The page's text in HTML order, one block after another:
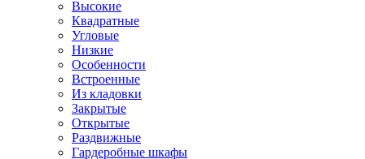
Высокие
Квадратные
Угловые
Низкие
Особенности
Встроенные
Из кладовки
Закрытые
Открытые
Раздвижные
Гардеробные шкафы